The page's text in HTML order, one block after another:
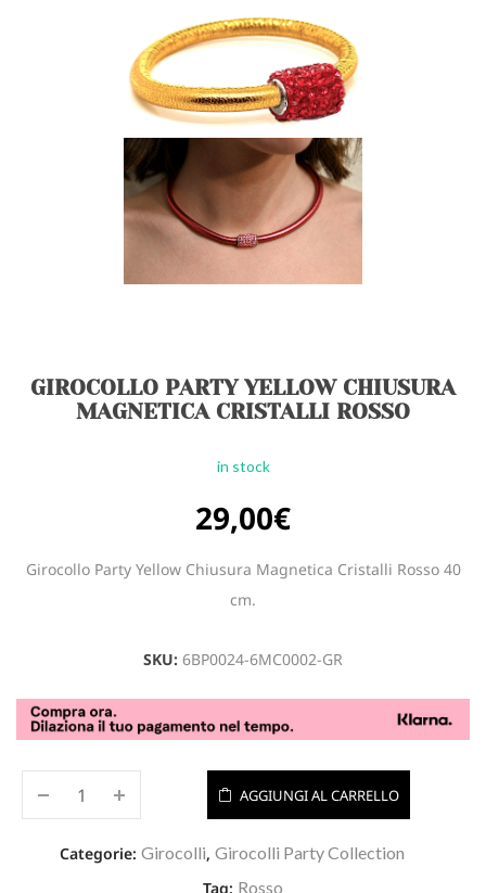
GIROCOLLO PARTY YELLOW CHIUSURA
MAGNETICA CRISTALLI ROSSO
in stock
29,00€
Girocollo Party Yellow Chiusura Magnetica Cristalli Rosso 40
cm.
SKU: 6BP0024-6MC0002-GR
AGGIUNGI AL CARRELLO
Categorie: Girocolli, Girocolli Party Collection
Tag: Rosso